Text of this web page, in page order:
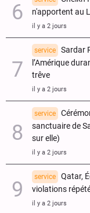
n'apportent au
il y a 2 jours
service
Sardar
l’Amérique
trêve
il y a 2 jours
service
sanctuaire de
sur elle)
il y a 2 jours
service
Qatar,
violations
il y a 2 jours